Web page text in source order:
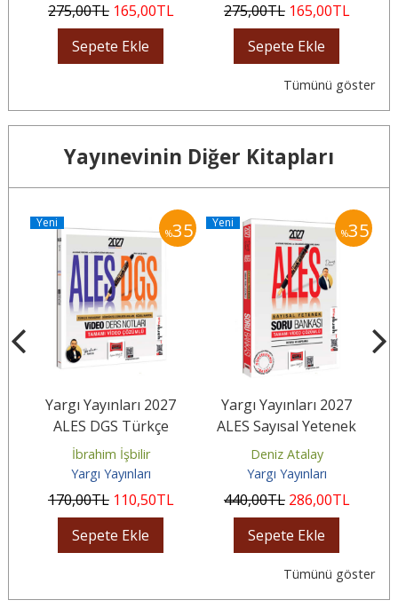
275,00TL 165,00TL
Sepete Ekle
275,00TL 165,00TL
Sepete Ekle
Tümünü göster
Yayınevinin Diğer Kitapları
%35
Yeni
Yargı Yayınları 2027
ALES DGS Türkçe
Paragraf - Sözcükte
Anlam Sözel...
İbrahim İşbilir
Yargı Yayınları
170,00TL 110,50TL
Sepete Ekle
%35
Yeni
Yargı Yayınları 2027
ALES Sayısal Yetenek
Tamamı Video Çözümlü
Soru Bankası
Deniz Atalay
Yargı Yayınları
440,00TL 286,00TL
Sepete Ekle
Tümünü göster